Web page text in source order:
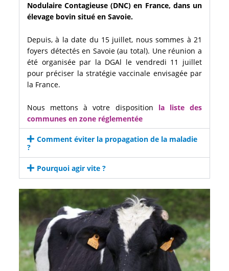
Nodulaire Contagieuse (DNC) en France, dans un
élevage bovin situé en Savoie.
Depuis, à la date du 15 juillet, nous sommes à 21
foyers détectés en Savoie (au total). Une réunion a
été organisée par la DGAl le vendredi 11 juillet
pour préciser la stratégie vaccinale envisagée par
la France.
Nous mettons à votre disposition la liste des
communes en zone réglementée
Comment éviter la propagation de la maladie
?
Pourquoi agir vite ?